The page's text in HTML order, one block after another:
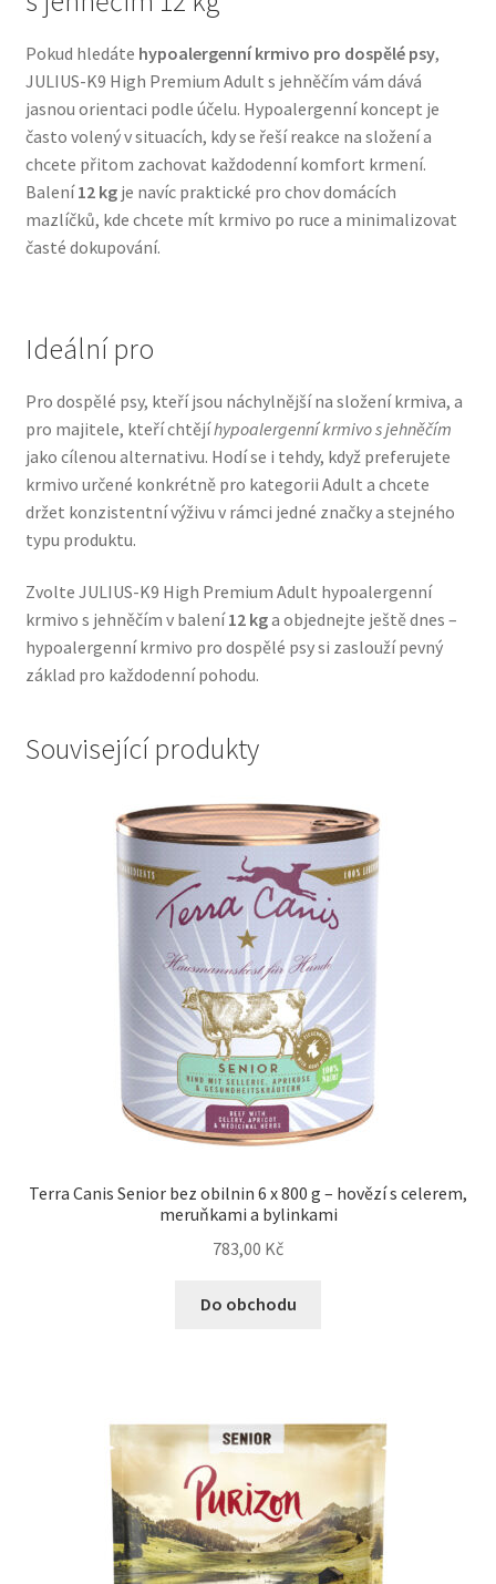
Purizon pro psy — Vysoký obsah masa, bez obilovin
Royal Canin pro psy
Veterinární dieta pro psy
Vodítka a obojky
Wolf of Wilderness
Pokud hledáte hypoalergenní krmivo pro dospělé psy,
JULIUS-K9 High Premium Adult s jehněčím vám dává
jasnou orientaci podle účelu. Hypoalergenní koncept je
často volený v situacích, kdy se řeší reakce na složení a
chcete přitom zachovat každodenní komfort krmení.
Balení12 kgje navíc praktické pro chov domácích
mazlíčků, kde chcete mít krmivo po ruce a minimalizovat
časté dokupování.
Ideální pro
Pro dospělé psy, kteří jsou náchylnější na složení krmiva, a
pro majitele, kteří chtějíhypoalergenní krmivo s jehněčím
jako cílenou alternativu. Hodí se i tehdy, když preferujete
krmivo určené konkrétně pro kategorii Adult a chcete
držet konzistentní výživu v rámci jedné značky a stejného
typu produktu.
Zvolte JULIUS-K9 High Premium Adult hypoalergenní
krmivo s jehněčím v balení12 kga objednejte ještě dnes –
hypoalergenní krmivo pro dospělé psy si zaslouží pevný
základ pro každodenní pohodu.
Související produkty
Terra Canis Senior bez obilnin 6 x 800 g – hovězí s celerem,
meruňkami a bylinkami
783,00 Kč
Do obchodu